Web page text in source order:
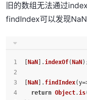
旧的数组无法通过
findIndex可以发现
NaN ].indexOf( NaN
NaN ]. findIndex(y
return Object.is